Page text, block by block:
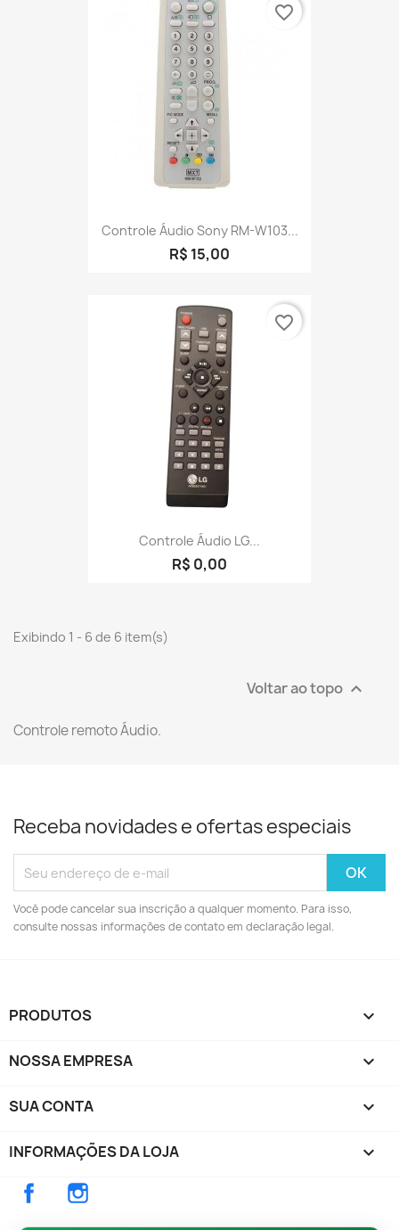
Controle Áudio Sony RM-W103...
R$ 15,00
favorite_border
Controle Áudio LG...
R$ 0,00
favorite_border
Exibindo 1 - 6 de 6 item(s)
Voltar ao topo 
Controle remoto Áudio.
Receba novidades e ofertas especiais
Você pode cancelar sua inscrição a qualquer momento. Para isso,
consulte nossas informações de contato em declaração legal.
PRODUTOS 
NOSSA EMPRESA 
SUA CONTA 
INFORMAÇÕES DA LOJA keyboard_arrow_down
Facebook